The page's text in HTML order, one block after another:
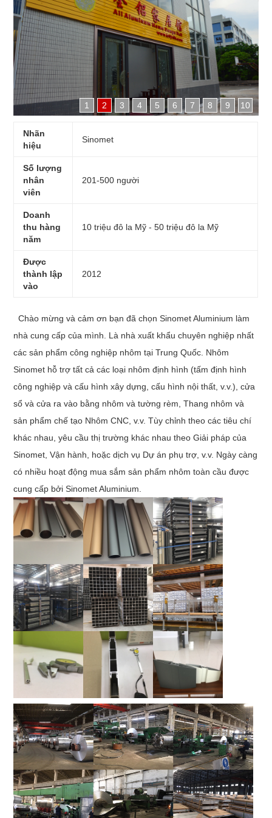
1 2 3 4 5 6 7 8 9 10
Nhãn
hiệu
Sinomet
Số lượng
nhân
viên
201-500 người
Doanh
thu hàng
năm
10 triệu đô la Mỹ - 50 triệu đô la Mỹ
Được
thành lập
vào
2012
Chào mừng và cảm ơn bạn đã chọn Sinomet Aluminium làm
nhà cung cấp của mình. Là nhà xuất khẩu chuyên nghiệp nhất
các sản phẩm công nghiệp nhôm tại Trung Quốc. Nhôm
Sinomet hỗ trợ tất cả các loại nhôm định hình (tấm định hình
công nghiệp và cấu hình xây dựng, cấu hình nội thất, v.v.), cửa
sổ và cửa ra vào bằng nhôm và tường rèm, Thang nhôm và
sản phẩm chế tạo Nhôm CNC, v.v. Tùy chỉnh theo các tiêu chí
khác nhau, yêu cầu thị trường khác nhau theo Giải pháp của
Sinomet, Vận hành, hoặc dịch vụ Dự án phụ trợ, v.v. Ngày càng
có nhiều hoạt động mua sắm sản phẩm nhôm toàn cầu được
cung cấp bởi Sinomet Aluminium.